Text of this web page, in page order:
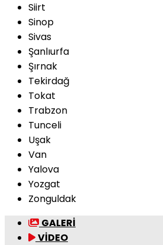
Siirt
Sinop
Sivas
Şanlıurfa
Şırnak
Tekirdağ
Tokat
Trabzon
Tunceli
Uşak
Van
Yalova
Yozgat
Zonguldak
GALERİ
VİDEO